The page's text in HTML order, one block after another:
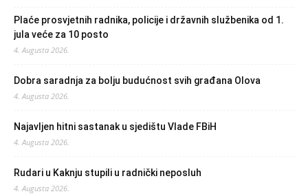
Plaće prosvjetnih radnika, policije i državnih službenika od 1.
jula veće za 10 posto
4. Augusta 2026.
Dobra saradnja za bolju budućnost svih građana Olova
4. Augusta 2026.
Najavljen hitni sastanak u sjedištu Vlade FBiH
4. Augusta 2026.
Rudari u Kaknju stupili u radnički neposluh
4. Augusta 2026.